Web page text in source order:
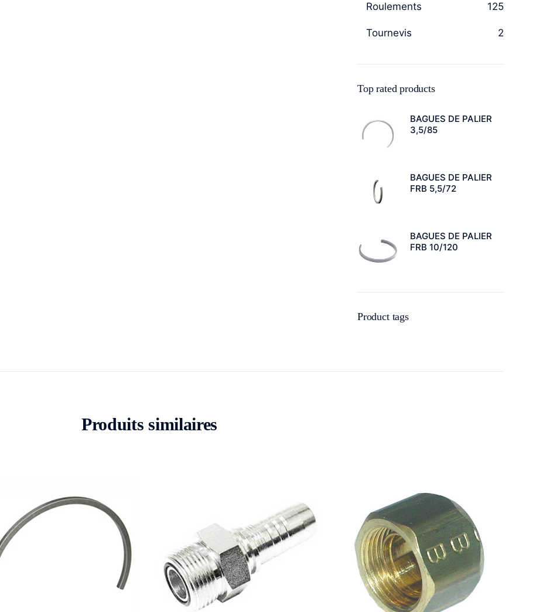
Roulements 125
Tournevis 2
Top rated products
BAGUES DE PALIER
3,5/85
BAGUES DE PALIER
FRB 5,5/72
BAGUES DE PALIER
FRB 10/120
Product tags
Produits similaires